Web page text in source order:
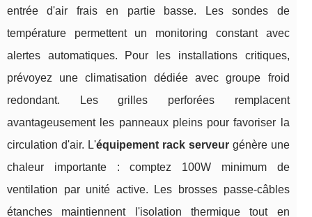
entrée d'air frais en partie basse. Les sondes de
température permettent un monitoring constant avec
alertes automatiques. Pour les installations critiques,
prévoyez une climatisation dédiée avec groupe froid
redondant. Les grilles perforées remplacent
avantageusement les panneaux pleins pour favoriser la
circulation d'air. L'équipement rack serveurgénère une
chaleur importante : comptez 100W minimum de
ventilation par unité active. Les brosses passe-câbles
étanches maintiennent l'isolation thermique tout en